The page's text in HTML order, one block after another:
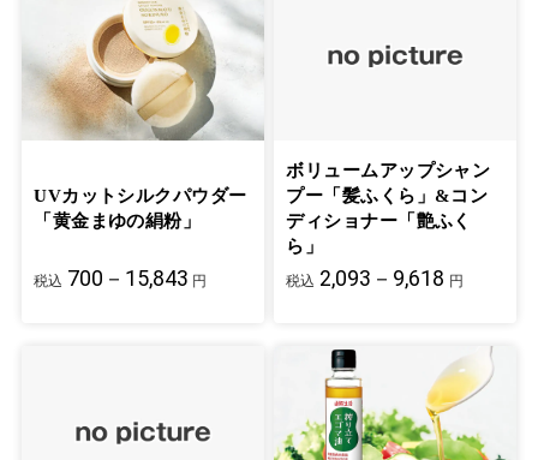
UVカットシルクパウダー
「黄金まゆの絹粉」
税込 700－15,843 円
ボリュームアップシャン
プー「髪ふくら」&コン
ディショナー「艶ふく
ら」
税込 2,093－9,618 円